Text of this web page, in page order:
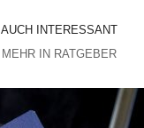
AUCH INTERESSANT
MEHR IN RATGEBER